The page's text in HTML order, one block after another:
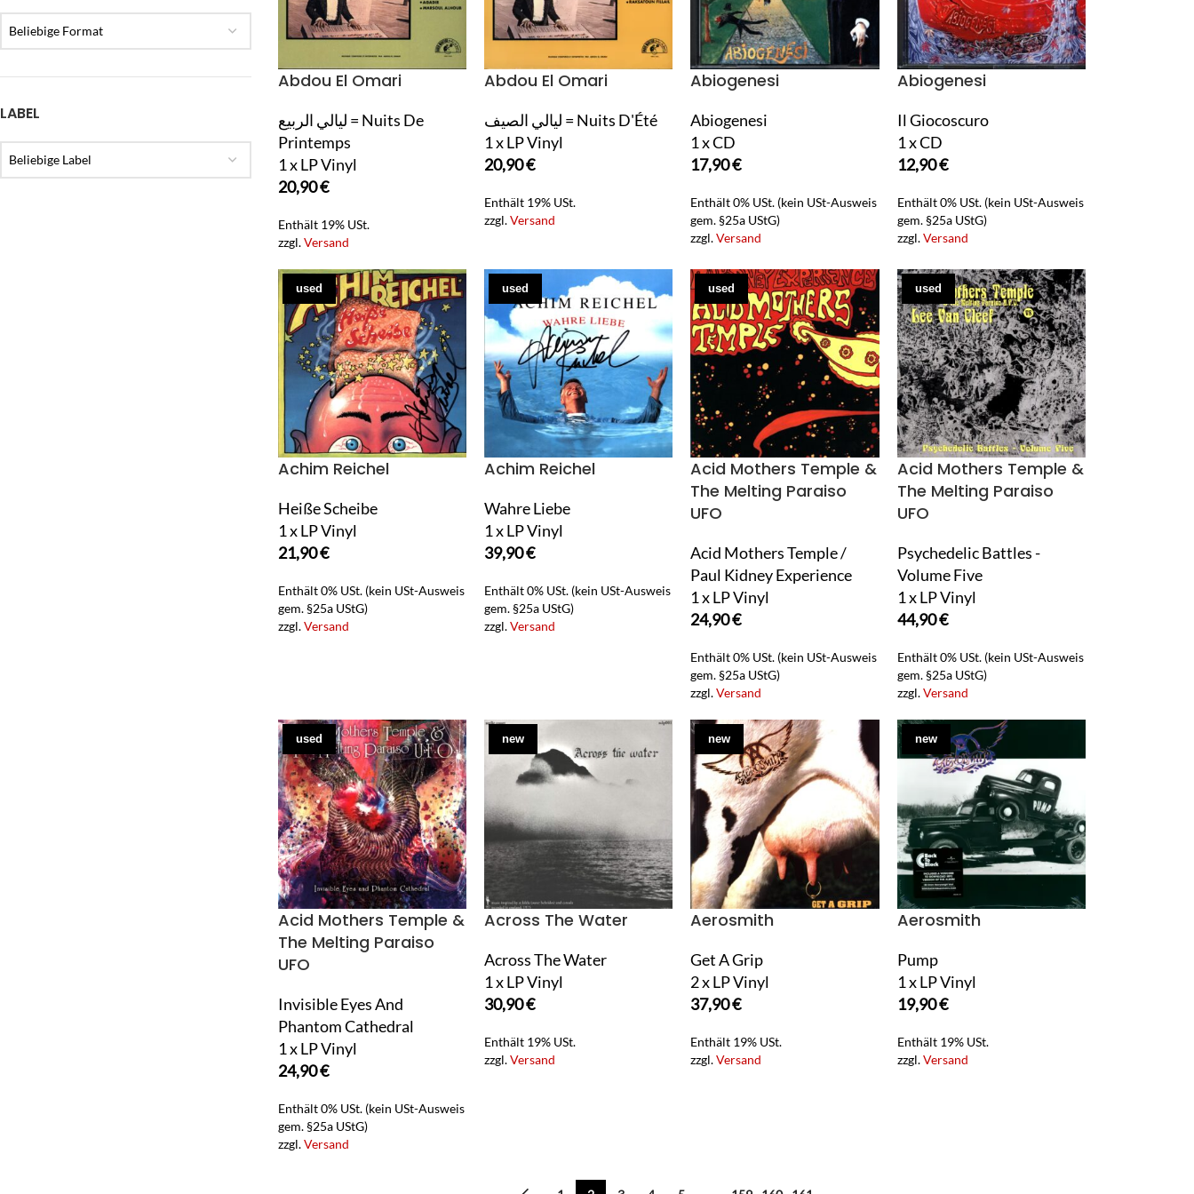
Beliebige Format
LABEL
Beliebige Label
Abdou El Omari
ليالي الربيع = Nuits De
Printemps
1 x LP Vinyl
20,90€
Enthält 19% USt.
zzgl.Versand
Abdou El Omari
ليالي الصيف = Nuits D'Été
1 x LP Vinyl
20,90€
Enthält 19% USt.
zzgl.Versand
Abiogenesi
Abiogenesi
1 x CD
17,90€
Enthält 0% USt. (kein USt-Ausweis
gem. §25a UStG)
zzgl.Versand
Abiogenesi
Il Giocoscuro
1 x CD
12,90€
Enthält 0% USt. (kein USt-Ausweis
gem. §25a UStG)
zzgl.Versand
used
Achim Reichel
Heiße Scheibe
1 x LP Vinyl
21,90€
Enthält 0% USt. (kein USt-Ausweis
gem. §25a UStG)
zzgl.Versand
used
Achim Reichel
Wahre Liebe
1 x LP Vinyl
39,90€
Enthält 0% USt. (kein USt-Ausweis
gem. §25a UStG)
zzgl.Versand
used
Acid Mothers Temple &
The Melting Paraiso
UFO
Acid Mothers Temple /
Paul Kidney Experience
1 x LP Vinyl
24,90€
Enthält 0% USt. (kein USt-Ausweis
gem. §25a UStG)
zzgl.Versand
used
Acid Mothers Temple &
The Melting Paraiso
UFO
Psychedelic Battles -
Volume Five
1 x LP Vinyl
44,90€
Enthält 0% USt. (kein USt-Ausweis
gem. §25a UStG)
zzgl.Versand
used
Acid Mothers Temple &
The Melting Paraiso
UFO
Invisible Eyes And
Phantom Cathedral
1 x LP Vinyl
24,90€
Enthält 0% USt. (kein USt-Ausweis
gem. §25a UStG)
zzgl.Versand
new
Across The Water
Across The Water
1 x LP Vinyl
30,90€
Enthält 19% USt.
zzgl.Versand
new
Aerosmith
Get A Grip
2 x LP Vinyl
37,90€
Enthält 19% USt.
zzgl.Versand
new
Aerosmith
Pump
1 x LP Vinyl
19,90€
Enthält 19% USt.
zzgl.Versand